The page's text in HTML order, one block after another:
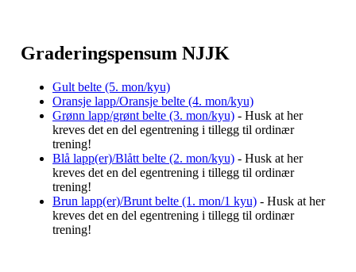
Graderingspensum NJJK
Gult belte (5. mon/kyu)
Oransje lapp/Oransje belte (4. mon/kyu)
Grønn lapp/grønt belte (3. mon/kyu) - Husk at her
kreves det en del egentrening i tillegg til ordinær
trening!
Blå lapp(er)/Blått belte (2. mon/kyu) - Husk at her
kreves det en del egentrening i tillegg til ordinær
trening!
Brun lapp(er)/Brunt belte (1. mon/1 kyu) - Husk at her
kreves det en del egentrening i tillegg til ordinær
trening!